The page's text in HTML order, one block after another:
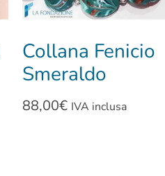
Collana Fenicio
Smeraldo
88,00€ IVA inclusa